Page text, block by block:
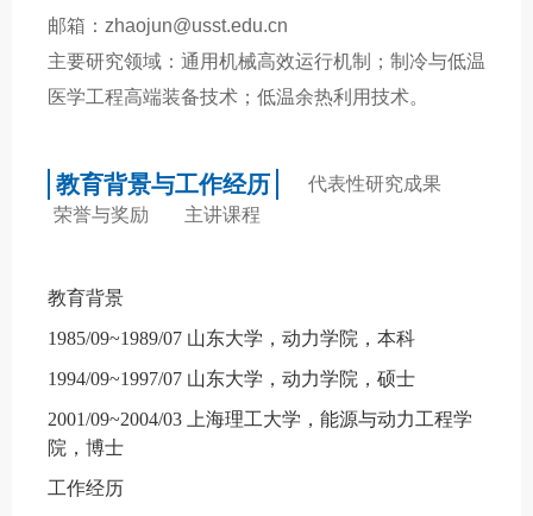
邮箱：zhaojun@usst.edu.cn
主要研究领域：通用机械高效运行机制；制冷与低温
医学工程高端装备技术；低温余热利用技术。
教育背景与工作经历
代表性研究成果
荣誉与奖励
主讲课程
教育背景
1985/09~1989/07 山东大学 ， 动力学院 ， 本科
1994/09~1997/07 山东大学 ， 动力学院 ， 硕士
2001/09~2004/03
上海理工大学 ，能源与动力工程学
院 ，博士
工作经历